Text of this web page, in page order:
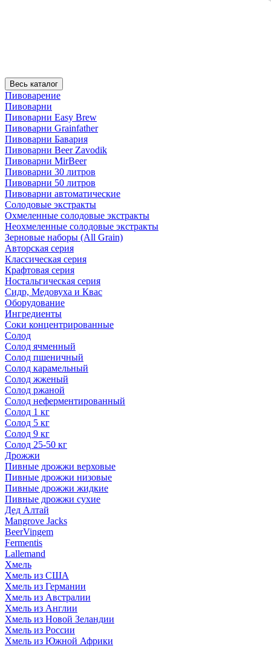
Весь каталог
Пивоварение
Пивоварни
Пивоварни Easy Brew
Пивоварни Grainfather
Пивоварни Бавария
Пивоварни Beer Zavodik
Пивоварни MirBeer
Пивоварни 30 литров
Пивоварни 50 литров
Пивоварни автоматические
Солодовые экстракты
Охмеленные солодовые экстракты
Неохмеленные солодовые экстракты
Зерновые наборы (All Grain)
Авторская серия
Классическая серия
Крафтовая серия
Ностальгическая серия
Сидр, Медовуха и Квас
Оборудование
Ингредиенты
Соки концентрированные
Солод
Солод ячменный
Солод пшеничный
Солод карамельный
Солод жженый
Солод ржаной
Солод неферментированный
Солод 1 кг
Солод 5 кг
Солод 9 кг
Солод 25-50 кг
Дрожжи
Пивные дрожжи верховые
Пивные дрожжи низовые
Пивные дрожжи жидкие
Пивные дрожжи сухие
Дед Алтай
Mangrove Jacks
BeerVingem
Fermentis
Lallemand
Хмель
Хмель из США
Хмель из Германии
Хмель из Австралии
Хмель из Англии
Хмель из Новой Зеландии
Хмель из России
Хмель из Южной Африки